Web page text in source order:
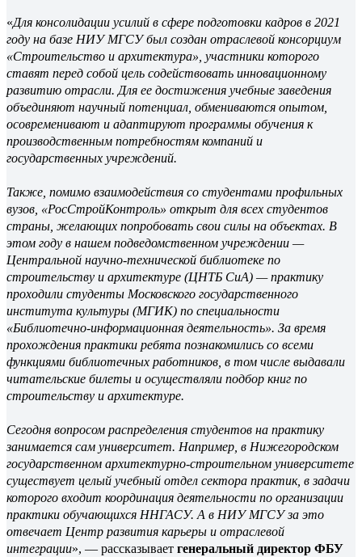
«Для консолидации усилий в сфере подготовки кадров в 2021
году на базе НИУ МГСУ был создан отраслевой консорциум
«Строительство и архитектура», участники которого
ставят перед собой цель содействовать инновационному
развитию отрасли. Для ее достижения учебные заведения
объединяют научный потенциал, обмениваются опытом,
осовременивают и адаптируют программы обучения к
производственным потребностям компаний и
государственных учреждений.
Также, помимо взаимодействия со студентами профильных
вузов, «РосСтройКонтроль» открыт для всех студентов
страны, желающих попробовать свои силы на объектах. В
этом году в нашем подведомственном учреждении —
Центральной научно-технической библиотеке по
строительству и архитектуре (ЦНТБ СиА) — практику
проходили студенты Московского государственного
института культуры (МГИК) по специальности
«Библиотечно-информационная деятельность». За время
прохождения практики ребята познакомились со всеми
функциями библиотечных работников, в том числе выдавали
читательские билеты и осуществляли подбор книг по
строительству и архитектуре.
Сегодня вопросом распределения студентов на практику
занимается сам университет. Например, в Нижегородском
государственном архитектурно-строительном университете
существует целый учебный отдел сектора практик, в задачи
которого входит координация деятельности по организации
практики обучающихся ННГАСУ. А в НИУ МГСУ за это
отвечает Центр развития карьеры и отраслевой
интеграции», — рассказывает генеральный директор ФБУ